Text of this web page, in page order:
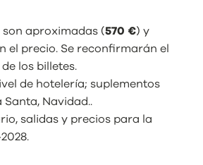
son aproximadas (570 €) y
el precio. Se reconfirmarán el
los billetes.
de hotelería; suplementos
Santa, Navidad..
salidas y precios para la